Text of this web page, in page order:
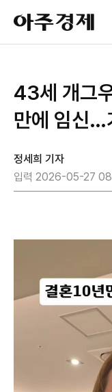
아
주
경
43세 개그
만에 임신…
정세희 기자
입력 2026-05-27